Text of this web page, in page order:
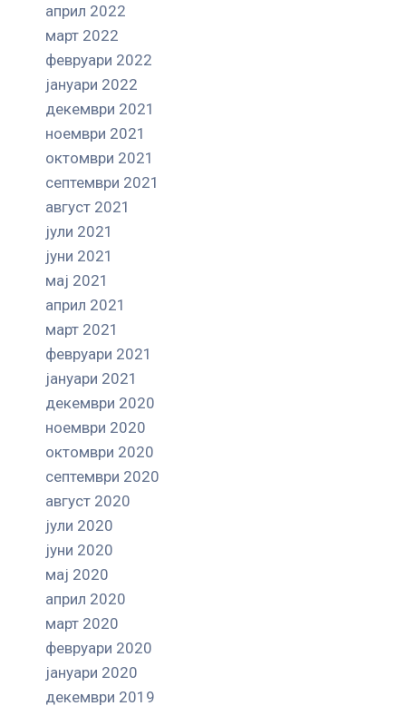
април 2022
март 2022
февруари 2022
јануари 2022
декември 2021
ноември 2021
октомври 2021
септември 2021
август 2021
јули 2021
јуни 2021
мај 2021
април 2021
март 2021
февруари 2021
јануари 2021
декември 2020
ноември 2020
октомври 2020
септември 2020
август 2020
јули 2020
јуни 2020
мај 2020
април 2020
март 2020
февруари 2020
јануари 2020
декември 2019